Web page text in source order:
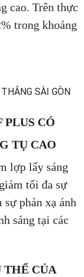
cao. Trên thực
trong khoảng
PLUS CÓ
TỤ CAO
lợp lấy sáng
tối đa sự
phản xạ ánh
sáng tại các
THỂ CỦA